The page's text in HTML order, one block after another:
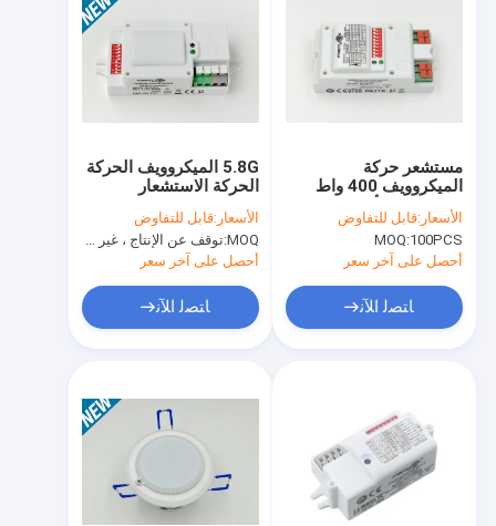
برنامج VR
5.8G الميكروويف الحركة
الحركة الاستشعار
استشعار ضوء النهار،
ودعم ارتفاع 12M ارتفاع
تصاعد
الأسعار:قابل للتفاوض
MOQ: توقف عن الإنتاج ، غير متوفر.
أحصل على آخر سعر
ﺎﺘﺼﻟ ﺍﻶﻧ
مستشعر حركة
الميكروويف 400 واط
للاستخدام الداخلي ،
5.8G ISM Wave Band
الأسعار:قابل للتفاوض
MOQ:100PCS
أحصل على آخر سعر
ﺎﺘﺼﻟ ﺍﻶﻧ